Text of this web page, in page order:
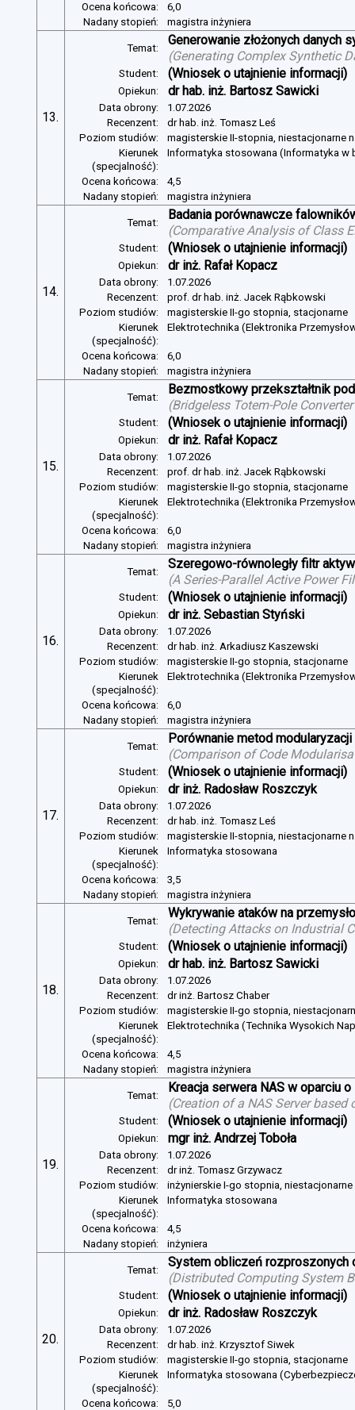
Ocena końcowa:
6,0
Nadany stopień:
magistra inżyniera
13.
Temat:
Generowanie złożonych danych
(Generating Complex Synthetic
Student: (Wniosek o utajnienie informacji)
Opiekun: dr hab. inż. Bartosz Sawicki
Data obrony:
1.07.2026
Recenzent:
dr hab. inż. Tomasz Leś
Poziom studiów:
magisterskie II-stopnia, niestacjonarne
Kierunek
(specjalność):
Informatyka stosowana (Informatyka w
Ocena końcowa:
4,5
Nadany stopień:
magistra inżyniera
14.
Temat:
Badania porównawcze
(Comparative Analysis of Class
Student: (Wniosek o utajnienie informacji)
Opiekun: dr inż. Rafał Kopacz
Data obrony:
1.07.2026
Recenzent:
prof. dr hab. inż. Jacek Rąbkowski
Poziom studiów:
magisterskie II-go stopnia, stacjonarne
Kierunek
(specjalność):
Elektrotechnika (Elektronika
Ocena końcowa:
6,0
Nadany stopień:
magistra inżyniera
15.
Temat:
Bezmostkowy przekształtnik
(Bridgeless Totem-Pole
Student: (Wniosek o utajnienie informacji)
Opiekun: dr inż. Rafał Kopacz
Data obrony:
1.07.2026
Recenzent:
prof. dr hab. inż. Jacek Rąbkowski
Poziom studiów:
magisterskie II-go stopnia, stacjonarne
Kierunek
(specjalność):
Elektrotechnika (Elektronika
Ocena końcowa:
6,0
Nadany stopień:
magistra inżyniera
16.
Temat:
Szeregowo-równoległy filtr
(A Series-Parallel Active Power
Student: (Wniosek o utajnienie informacji)
Opiekun: dr inż. Sebastian Styński
Data obrony:
1.07.2026
Recenzent:
dr hab. inż. Arkadiusz Kaszewski
Poziom studiów:
magisterskie II-go stopnia, stacjonarne
Kierunek
(specjalność):
Elektrotechnika (Elektronika
Ocena końcowa:
6,0
Nadany stopień:
magistra inżyniera
17.
Temat:
Porównanie metod
(Comparison of Code
Student: (Wniosek o utajnienie informacji)
Opiekun: dr inż. Radosław Roszczyk
Data obrony:
1.07.2026
Recenzent:
dr hab. inż. Tomasz Leś
Poziom studiów:
magisterskie II-stopnia, niestacjonarne
Kierunek
(specjalność):
Informatyka stosowana
Ocena końcowa:
3,5
Nadany stopień:
magistra inżyniera
18.
Temat:
Wykrywanie ataków na
(Detecting Attacks on Industrial
Student: (Wniosek o utajnienie informacji)
Opiekun: dr hab. inż. Bartosz Sawicki
Data obrony:
1.07.2026
Recenzent:
dr inż. Bartosz Chaber
Poziom studiów:
magisterskie II-go stopnia,
Kierunek
(specjalność):
Elektrotechnika (Technika Wysokich
Ocena końcowa:
4,5
Nadany stopień:
magistra inżyniera
19.
Temat:
Kreacja serwera NAS w oparciu
(Creation of a NAS Server based
Student: (Wniosek o utajnienie informacji)
Opiekun: mgr inż. Andrzej Toboła
Data obrony:
1.07.2026
Recenzent:
dr inż. Tomasz Grzywacz
Poziom studiów:
inżynierskie I-go stopnia, niestacjonarne
Kierunek
(specjalność):
Informatyka stosowana
Ocena końcowa:
4,5
Nadany stopień:
inżyniera
20.
Temat:
System obliczeń rozproszonych
(Distributed Computing System
Student: (Wniosek o utajnienie informacji)
Opiekun: dr inż. Radosław Roszczyk
Data obrony:
1.07.2026
Recenzent:
dr hab. inż. Krzysztof Siwek
Poziom studiów:
magisterskie II-go stopnia, stacjonarne
Kierunek
(specjalność):
Informatyka stosowana
Ocena końcowa:
5,0